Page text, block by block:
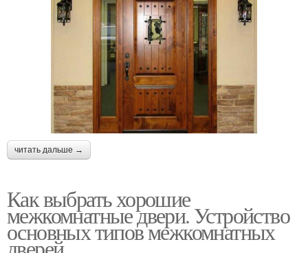
читать дальше →
Как выбрать хорошие
межкомнатные двери. Устройство
основных типов межкомнатных